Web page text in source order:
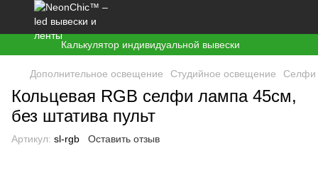
Калькулятор индивидуальной вывески
Дополнительное освещение Студийное освещение Селфи
Кольцевая RGB селфи лампа 45см,
без штатива пульт
Артикул: sl-rgb Оставить отзыв